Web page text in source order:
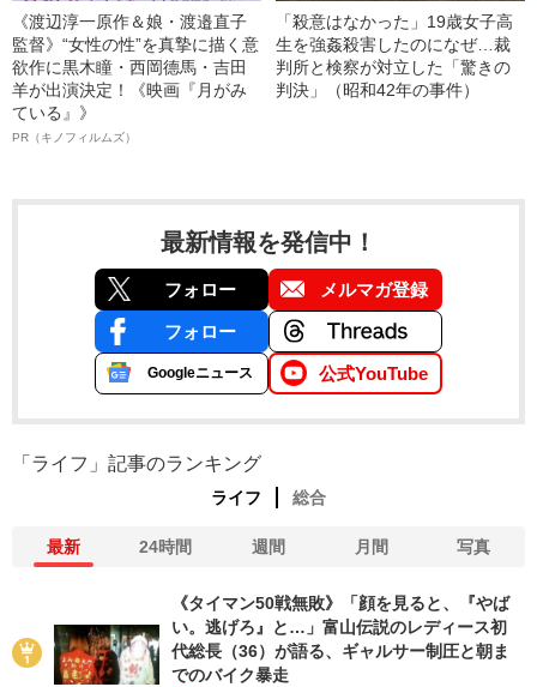
《渡辺淳一原作＆娘・渡邉直子
監督》“女性の性”を真摯に描く意
欲作に黒木瞳・西岡德馬・吉田
羊が出演決定！《映画『月がみ
ている』》
PR（キノフィルムズ）
「殺意はなかった」19歳女子高
生を強姦殺害したのになぜ…裁
判所と検察が対立した「驚きの
判決」（昭和42年の事件）
最新情報を発信中！
フォロー メルマガ登録
フォロー
Googleニュース 公式YouTube
「ライフ」記事のランキング
ライフ 総合
最新 24時間 週間 月間 写真
《タイマン50戦無敗》「顔を見ると、『やば
い。逃げろ』と…」富山伝説のレディース初
代総長（36）が語る、ギャルサー制圧と朝ま
でのバイク暴走